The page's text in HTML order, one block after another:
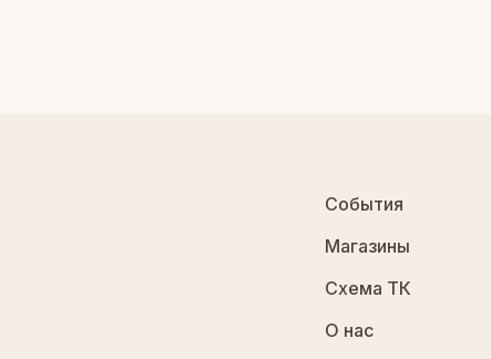
События
Магазины
Схема ТК
О нас